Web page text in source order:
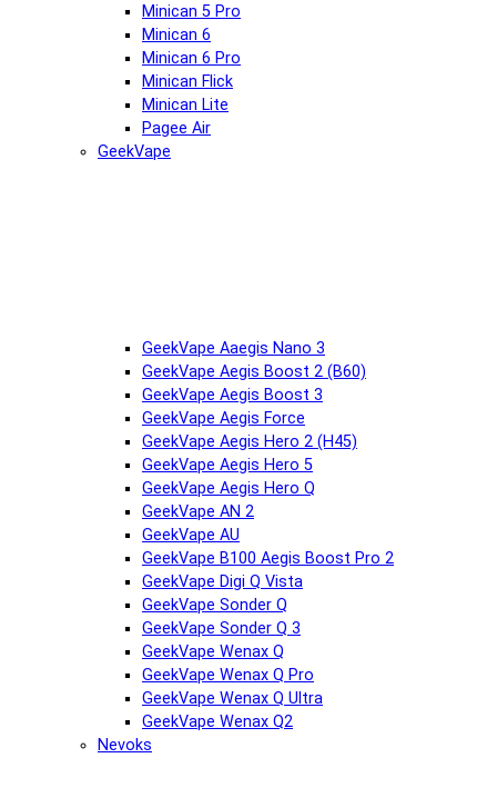
Minican 5 Pro
Minican 6
Minican 6 Pro
Minican Flick
Minican Lite
Pagee Air
GeekVape
GeekVape Aaegis Nano 3
GeekVape Aegis Boost 2 (B60)
GeekVape Aegis Boost 3
GeekVape Aegis Force
GeekVape Aegis Hero 2 (H45)
GeekVape Aegis Hero 5
GeekVape Aegis Hero Q
GeekVape AN 2
GeekVape AU
GeekVape B100 Aegis Boost Pro 2
GeekVape Digi Q Vista
GeekVape Sonder Q
GeekVape Sonder Q 3
GeekVape Wenax Q
GeekVape Wenax Q Pro
GeekVape Wenax Q Ultra
GeekVape Wenax Q2
Nevoks